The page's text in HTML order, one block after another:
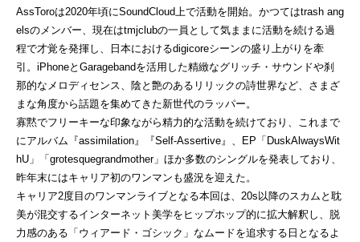
AssToroは2020年頃にSoundCloud上で活動を開始。かつてはtrash ang
elsのメンバー、現在はtmjclubの一員として気ままに活動を続ける過
程で才覚を発揮し、日本におけるdigicoreシーンの盛り上がりを牽
引。iPhoneとGaragebandを活用した精緻なグリッチ・サウンドや刹
那的なメロディセンス、陰と艶のあるリリックの詩世界など、さまざ
まな角度から話題を集めてきた新世代のラッパー。
寡黙でフリーキーな印象ながら精力的な活動を続けており、これまで
にアルバム『assimilation』『Self-Assertive』、EP「DuskAlwaysWit
hU」「grotesquegrandmother」ほか多数のシングルを発表しており、
昨年末にはキャリア初のワンマンも盛況を迎えた。
キャリア2度目のワンマンライブとなる本回は、20s以降のスカムと耽
美が混交するインターネット美学をヒップホップ的に拡大解釈し、脱
力感のある「ウィアード・ゴシック」なムードを追求する日となるよ